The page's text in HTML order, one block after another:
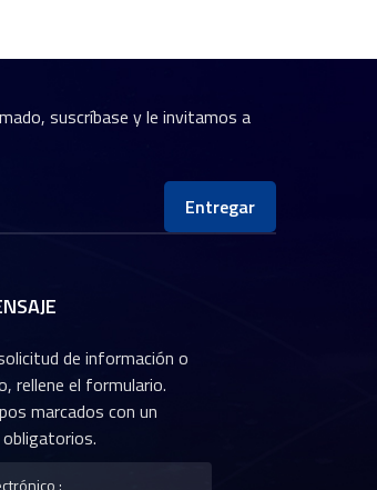
suscríbase y le invitamos a
Entregar
de información o
rellene el formulario.
marcados con un